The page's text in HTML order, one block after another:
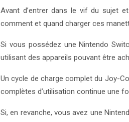
Avant d’entrer dans le vif du sujet
comment et quand charger ces
Si vous possédez une Nintendo
utilisant des appareils pouvant être
Un cycle de charge complet du Joy-
complètes d’utilisation continue une
Si, en revanche, vous avez une